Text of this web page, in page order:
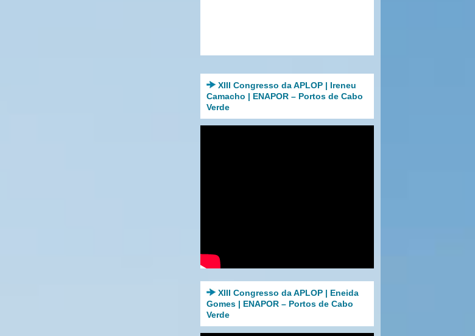
XIII Congresso da APLOP | Ireneu
Camacho | ENAPOR – Portos de Cabo
Verde
XIII Congresso da APLOP | Eneida
Gomes | ENAPOR – Portos de Cabo
Verde